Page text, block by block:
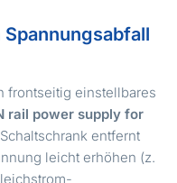
frontseitig einstellbares
rail power supply for
entfernt
leicht erhöhen (z.